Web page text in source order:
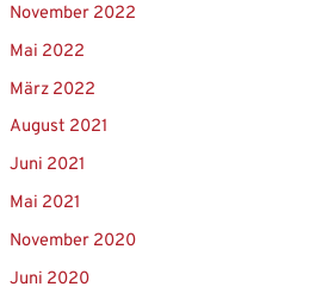
November 2022
Mai 2022
März 2022
August 2021
Juni 2021
Mai 2021
November 2020
Juni 2020